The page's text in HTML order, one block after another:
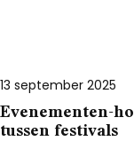
13 september 2025
Evenementen-
tussen festivals